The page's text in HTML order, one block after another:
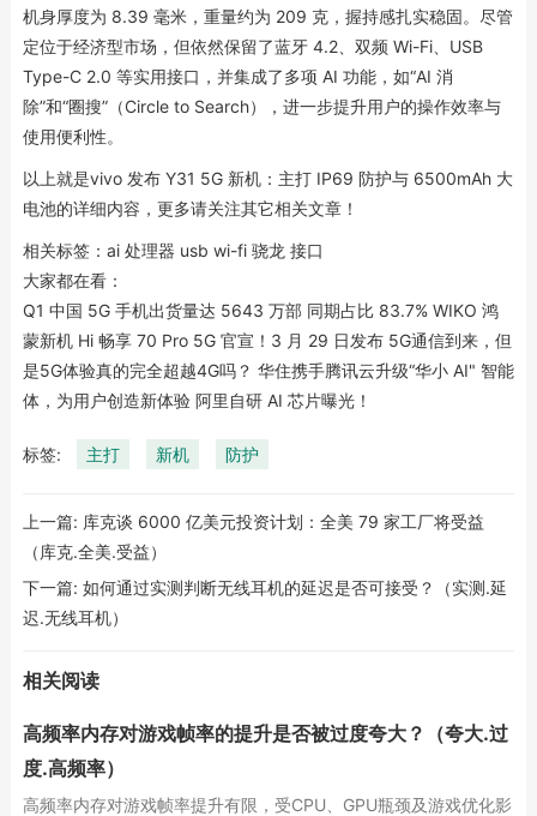
机身厚度为 8.39 毫米，重量约为 209 克，握持感扎实稳固。尽管
定位于经济型市场，但依然保留了蓝牙 4.2、双频 Wi-Fi、USB
Type-C 2.0 等实用接口，并集成了多项 AI 功能，如“AI 消
除”和“圈搜”（Circle to Search），进一步提升用户的操作效率与
使用便利性。
以上就是vivo 发布 Y31 5G 新机：主打 IP69 防护与 6500mAh 大
电池的详细内容，更多请关注其它相关文章！
相关标签： ai 处理器 usb wi-fi 骁龙 接口
大家都在看：
Q1 中国 5G 手机出货量达 5643 万部 同期占比 83.7% WIKO 鸿
蒙新机 Hi 畅享 70 Pro 5G 官宣！3 月 29 日发布 5G通信到来，但
是5G体验真的完全超越4G吗？ 华住携手腾讯云升级“华小 AI" 智能
体，为用户创造新体验 阿里自研 AI 芯片曝光！
标签: 主打 新机 防护
上一篇: 库克谈 6000 亿美元投资计划：全美 79 家工厂将受益
（库克.全美.受益）
下一篇: 如何通过实测判断无线耳机的延迟是否可接受？（实测.延
迟.无线耳机）
相关阅读
高频率内存对游戏帧率的提升是否被过度夸大？（夸大.过
度.高频率）
高频率内存对游戏帧率提升有限，受CPU、GPU瓶颈及游戏优化影